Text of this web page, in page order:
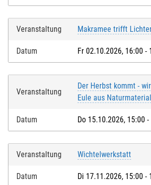
Veranstaltung Makramee trifft
Datum Fr 02.10.2026, 16:00 -
Veranstaltung
Der Herbst kommt -
Eule aus
Datum Do 15.10.2026, 15:00
Veranstaltung Wichtelwerkstatt
Datum Di 17.11.2026, 15:00 -